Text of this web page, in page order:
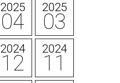
2025
04
2025
03
2024
12
2024
11